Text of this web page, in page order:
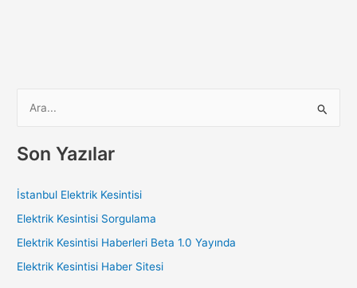
r
o
r
Son Yazılar
İstanbul Elektrik Kesintisi
Elektrik Kesintisi Sorgulama
Elektrik Kesintisi Haberleri Beta 1.0 Yayında
Elektrik Kesintisi Haber Sitesi